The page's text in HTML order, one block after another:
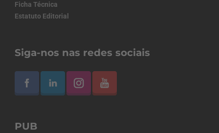
Ficha Técnica
Estatuto Editorial
Siga-nos nas redes sociais
PUB